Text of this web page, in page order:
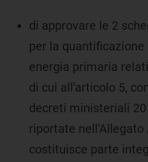
di approvare le 2
per la
energia primaria
di cui all'articolo 5,
decreti ministeriali
riportate nell'Allegato
costituisce parte